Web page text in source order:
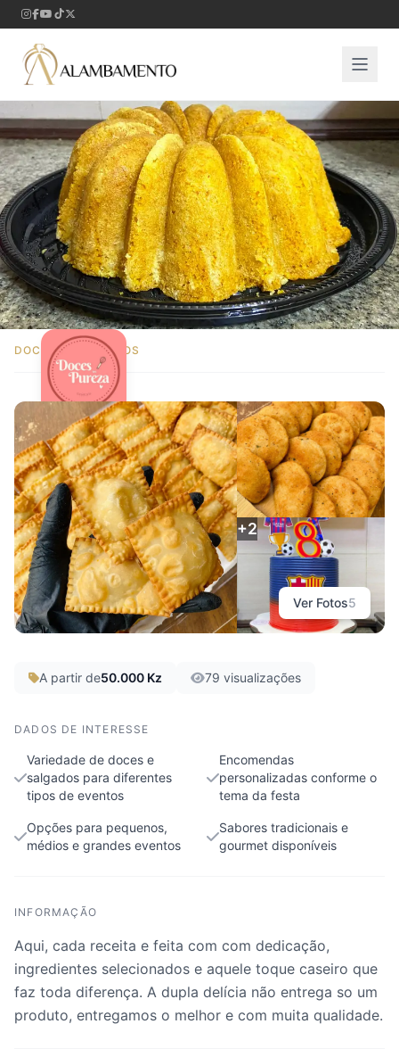
Doces da Pureza
Luanda, Belas
DOCES & SALGADOS
+2
Ver Fotos5
A partir de50.000 Kz 79 visualizações
DADOS DE INTERESSE
Variedade de doces e
salgados para diferentes
tipos de eventos
Encomendas
personalizadas conforme o
tema da festa
Opções para pequenos,
médios e grandes eventos
Sabores tradicionais e
gourmet disponíveis
INFORMAÇÃO
Aqui, cada receita e feita com com dedicação,
ingredientes selecionados e aquele toque caseiro que
faz toda diferença. A dupla delícia não entrega so um
produto, entregamos o melhor e com muita qualidade.